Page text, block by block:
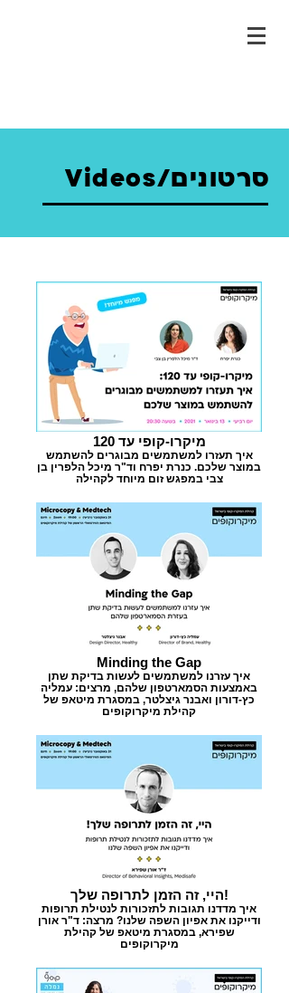
סרטונים/Videos
מיקרו-קופי עד 120
איך תעזרו למשתמשים מבוגרים להשתמש
במוצר שלכם. כנרת יפרח וד"ר מיכל הלפרין בן
צבי במפגש זום מיוחד לקהילה
Minding the Gap
איך עזרנו למשתמשים לעשות בדיקת שתן
באמצעות הסמארטפון שלהם, מרצים: עמליה
כץ-דורון ואבנר גיצלטר, במסגרת מיטאפ של
קהילת מיקרוקופים
היי, זה הזמן לתרופה שלך!
איך מדדנו תגובות לתזכורות לנטילת תרופות
ודייקנו את אפיון השפה שלנו? מרצה: ד"ר אורן
שפירא, במסגרת מיטאפ של קהילת
מיקרוקופים